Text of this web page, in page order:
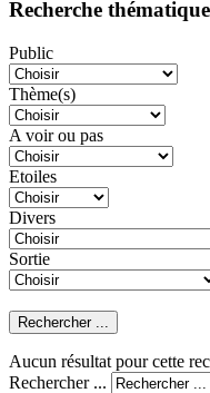
Recherche thématique
Public
Thème(s)
A voir ou pas
Etoiles
Divers
Sortie
Aucun résultat pour cette
Rechercher ...